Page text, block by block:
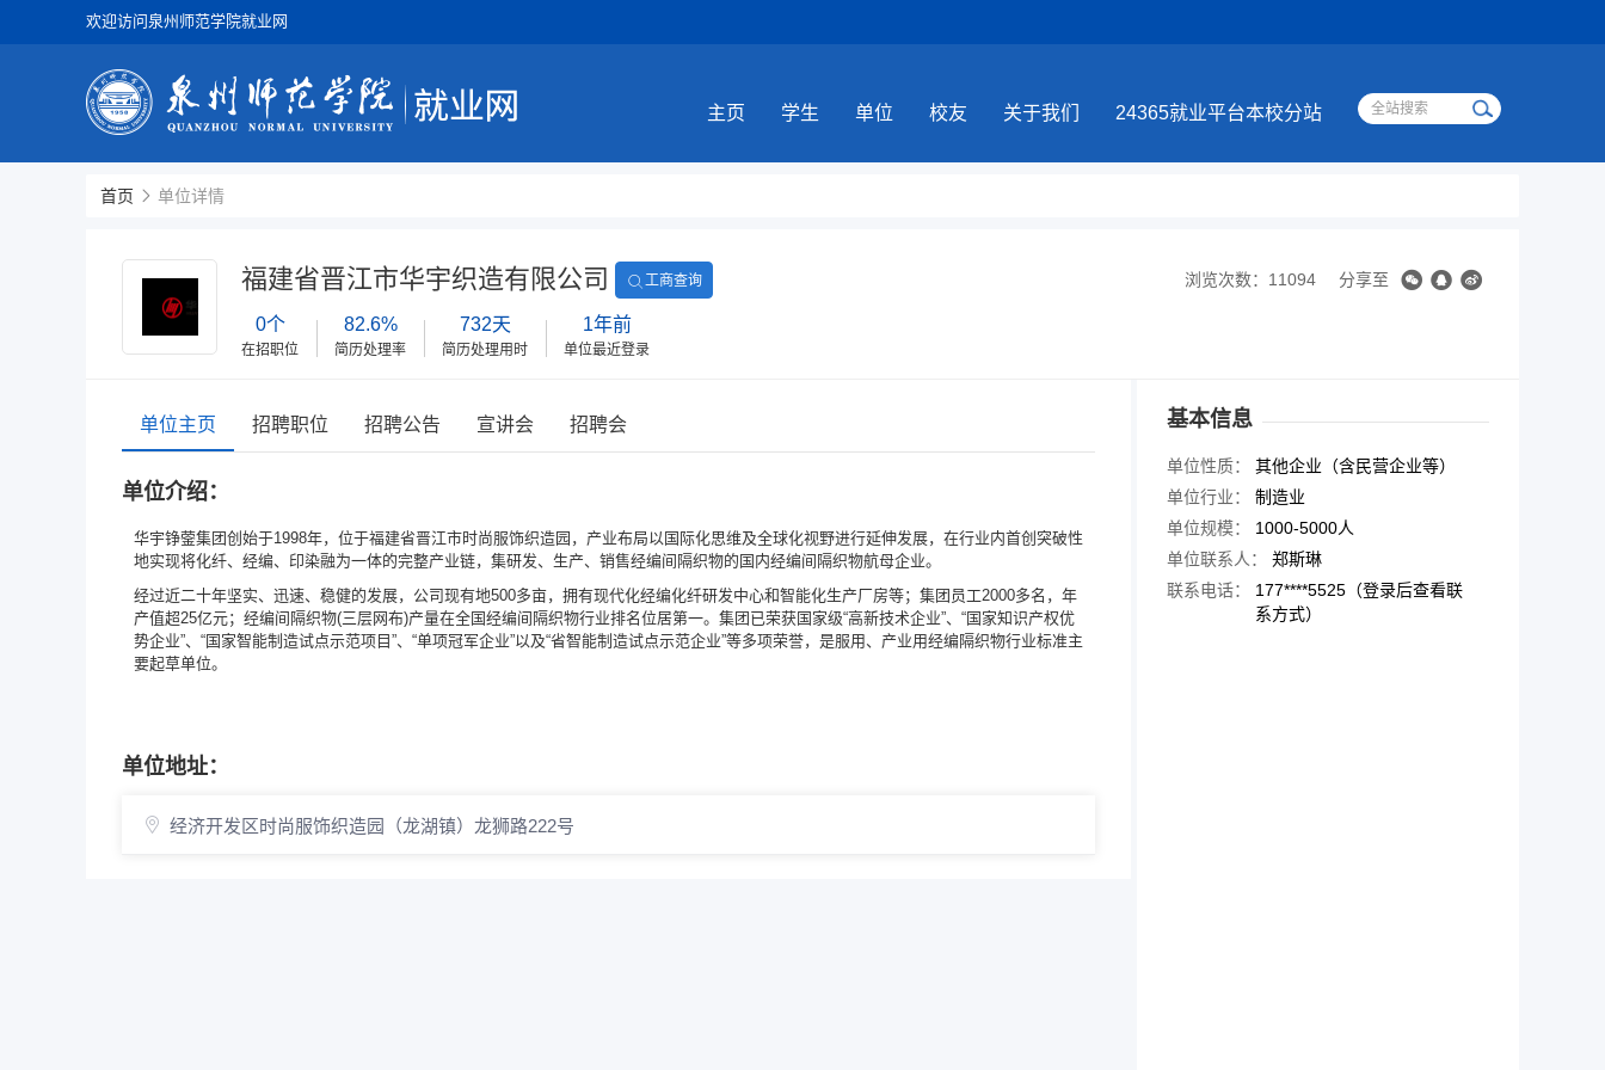
欢迎访问泉州师范学院就业网
主页 学生 单位 校友 关于我们 24365就业平台本校分站
首页 单位详情
福建省晋江市华宇织造有限公司 工商查询
0个
在招职位
82.6%
简历处理率
732天
简历处理用时
1年前
单位最近登录
浏览次数：11094 分享至
单位主页 招聘职位 招聘公告 宣讲会 招聘会
单位介绍：
华宇铮蓥集团创始于1998年，位于福建省晋江市时尚服饰织造园，产业布局以国际化思维及全球化视野进行延伸发展，在行业内首创突破性
地实现将化纤、经编、印染融为一体的完整产业链，集研发、生产、销售经编间隔织物的国内经编间隔织物航母企业。
经过近二十年坚实、迅速、稳健的发展，公司现有地500多亩，拥有现代化经编化纤研发中心和智能化生产厂房等；集团员工2000多名，年
产值超25亿元；经编间隔织物(三层网布)产量在全国经编间隔织物行业排名位居第一。集团已荣获国家级“高新技术企业”、“国家知识产权优
势企业”、“国家智能制造试点示范项目”、“单项冠军企业”以及“省智能制造试点示范企业”等多项荣誉，是服用、产业用经编隔织物行业标准主
要起草单位。
单位地址：
经济开发区时尚服饰织造园（龙湖镇）龙狮路222号
基本信息
单位性质：
其他企业（含民营企业等）
单位行业：
制造业
单位规模：
1000-5000人
单位联系人：
郑斯琳
联系电话：
177****5525（登录后查看联
系方式）